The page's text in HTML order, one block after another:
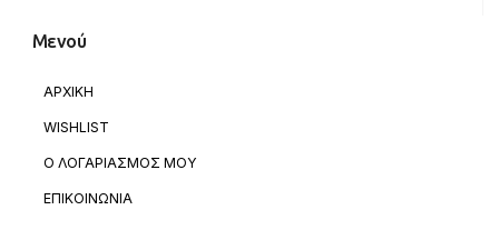
Μενού
ΑΡΧΙΚΗ
WISHLIST
Ο ΛΟΓΑΡΙΑΣΜΟΣ ΜΟΥ
ΕΠΙΚΟΙΝΩΝΙΑ